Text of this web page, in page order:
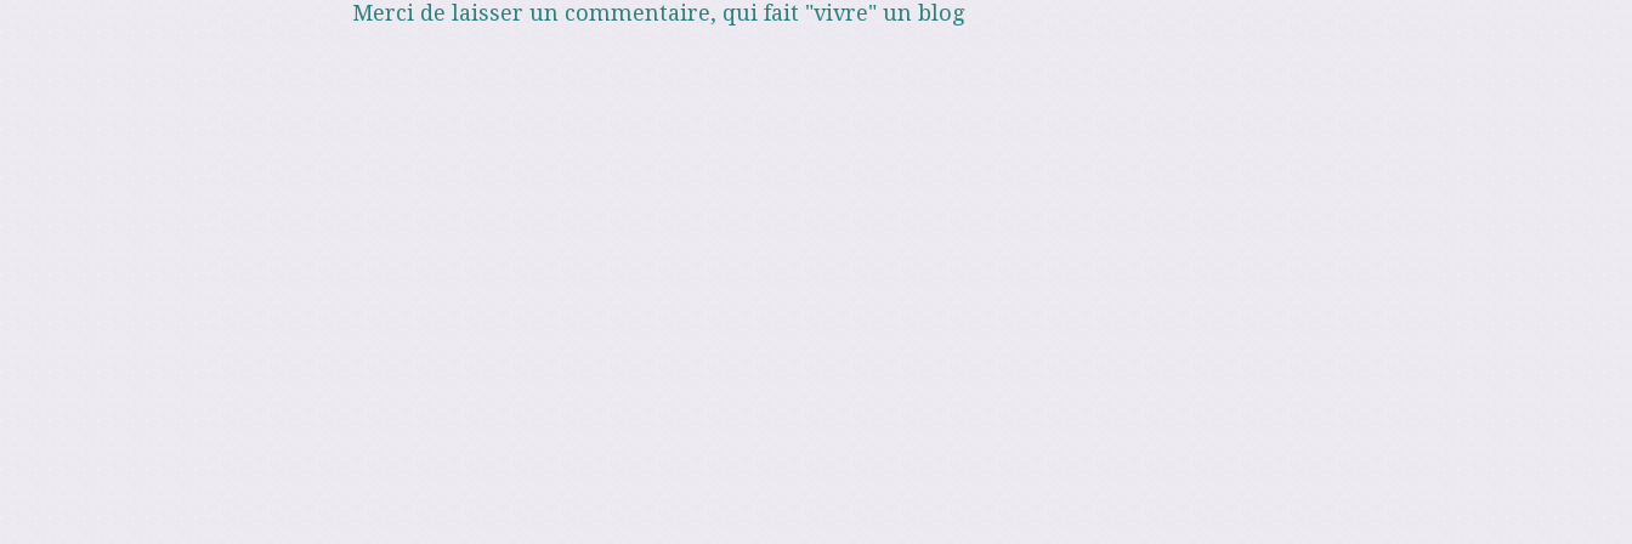
Merci de laisser un commentaire, qui fait "vivre" un blog